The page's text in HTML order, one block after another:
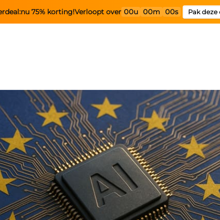
nu 75% korting!Verloopt over 00u 00m 00s Pak deze